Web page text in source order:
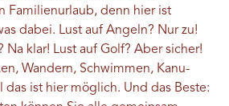
Familienurlaub, denn hier ist
dabei. Lust auf Angeln? Nur zu!
Na klar! Lust auf Golf? Aber sicher!
Wandern, Schwimmen, Kanu-
das ist hier möglich. Und das Beste: